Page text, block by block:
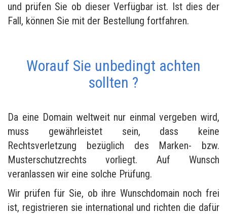
und prüfen Sie ob dieser Verfügbar ist. Ist dies der
Fall, können Sie mit der Bestellung fortfahren.
Worauf Sie unbedingt achten
sollten ?
Da eine Domain weltweit nur einmal vergeben wird,
muss gewährleistet sein, dass keine
Rechtsverletzung bezüglich des Marken- bzw.
Musterschutzrechts vorliegt. Auf Wunsch
veranlassen wir eine solche Prüfung.
Wir prüfen für Sie, ob ihre Wunschdomain noch frei
ist, registrieren sie international und richten die dafür